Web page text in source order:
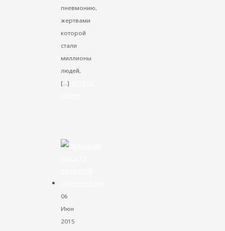
пневмонию,
жертвами
которой
стали
миллионы
людей,
[…]
06
Июн
2015